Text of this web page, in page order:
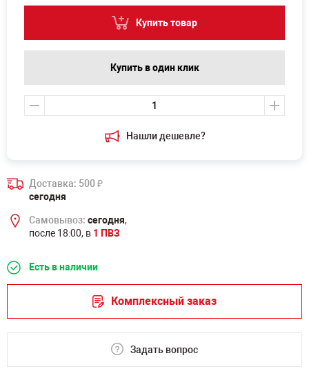
Нашли дешевле?
Купить товар
Купить в один клик
Доставка: 500₽
сегодня
Самовывоз: сегодня,
после 18:00, в 1 ПВЗ
Есть в наличии
Комплексный заказ
Задать вопрос